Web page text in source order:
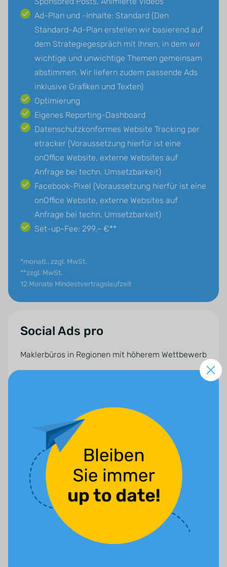
Ad-Plan und -Inhalte: Standard (Den
Standard-Ad-Plan erstellen wir basierend auf
dem Strategiegespräch mit Ihnen, in dem wir
wichtige und unwichtige Themen gemeinsam
abstimmen. Wir liefern zudem passende Ads
inklusive Grafiken und Texten)
Optimierung
Eigenes Reporting-Dashboard
Datenschutzkonformes Website Tracking per
etracker (Voraussetzung hierfür ist eine
onOffice Website, externe Websites auf
Anfrage bei techn. Umsetzbarkeit)
Facebook-Pixel (Voraussetzung hierfür ist eine
onOffice Website, externe Websites auf
Anfrage bei techn. Umsetzbarkeit)
Set-up-Fee: 299,– €**
*monatl., zzgl. MwSt.
**zzgl. MwSt.
12 Monate Mindestvertragslaufzeit
Social Ads pro
Maklerbüros in Regionen mit höherem Wettbewerb
Mehr Infos anfordern
Persönliche Betreuung
Strategiegespräch
Konzeptionsphase (Dauer ca. ein Monat. In
dieser Zeit werden keine Anzeigen
geschaltet.)
Max. Werbebudget: Individuell (Das
Werbebudget versteht sich zusätzlich zu den